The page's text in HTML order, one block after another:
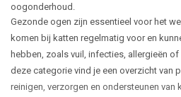
oogonderhoud.
Gezonde ogen zijn essentieel voor het
komen bij katten regelmatig voor en
hebben, zoals vuil, infecties, allergieën
deze categorie vind je een overzicht van
reinigen, verzorgen en ondersteunen